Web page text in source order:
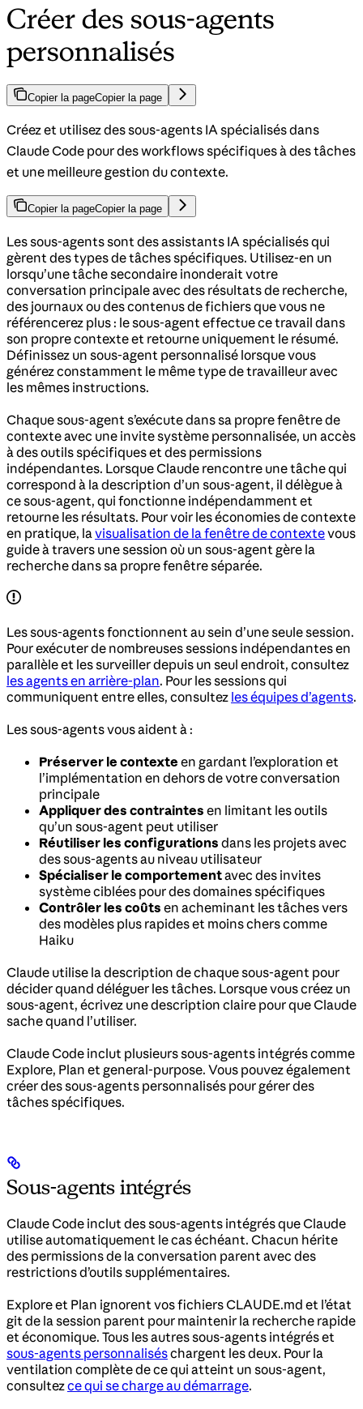
Créer des sous-agents
personnalisés
Copier la pageCopier la page
Créez et utilisez des sous-agents IA spécialisés dans
Claude Code pour des workflows spécifiques à des tâches
et une meilleure gestion du contexte.
Copier la pageCopier la page
Les sous-agents sont des assistants IA spécialisés qui
gèrent des types de tâches spécifiques. Utilisez-en un
lorsqu’une tâche secondaire inonderait votre
conversation principale avec des résultats de recherche,
des journaux ou des contenus de fichiers que vous ne
référencerez plus : le sous-agent effectue ce travail dans
son propre contexte et retourne uniquement le résumé.
Définissez un sous-agent personnalisé lorsque vous
générez constamment le même type de travailleur avec
les mêmes instructions.
Chaque sous-agent s’exécute dans sa propre fenêtre de
contexte avec une invite système personnalisée, un accès
à des outils spécifiques et des permissions
indépendantes. Lorsque Claude rencontre une tâche qui
correspond à la description d’un sous-agent, il délègue à
ce sous-agent, qui fonctionne indépendamment et
retourne les résultats. Pour voir les économies de contexte
en pratique, lavisualisation de la fenêtre de contextevous
guide à travers une session où un sous-agent gère la
recherche dans sa propre fenêtre séparée.
Les sous-agents fonctionnent au sein d’une seule session.
Pour exécuter de nombreuses sessions indépendantes en
parallèle et les surveiller depuis un seul endroit, consultez
les agents en arrière-plan. Pour les sessions qui
communiquent entre elles, consultez les équipes d’agents.
Les sous-agents vous aident à :
Préserver le contexte en gardant l’exploration et
l’implémentation en dehors de votre conversation
principale
Appliquer des contraintes en limitant les outils
qu’un sous-agent peut utiliser
Réutiliser les configurations dans les projets avec
des sous-agents au niveau utilisateur
Spécialiser le comportementavec des invites
système ciblées pour des domaines spécifiques
Contrôler les coûts en acheminant les tâches vers
des modèles plus rapides et moins chers comme
Haiku
Claude utilise la description de chaque sous-agent pour
décider quand déléguer les tâches. Lorsque vous créez un
sous-agent, écrivez une description claire pour que Claude
sache quand l’utiliser.
Claude Code inclut plusieurs sous-agents intégrés comme
Explore, Plan et general-purpose. Vous pouvez également
créer des sous-agents personnalisés pour gérer des
tâches spécifiques.
Sous-agents intégrés
Claude Code inclut des sous-agents intégrés que Claude
utilise automatiquement le cas échéant. Chacun hérite
des permissions de la conversation parent avec des
restrictions d’outils supplémentaires.
Explore et Plan ignorent vos fichiers CLAUDE.md et l’état
git de la session parent pour maintenir la recherche rapide
et économique. Tous les autres sous-agents intégrés et
sous-agents personnaliséschargent les deux. Pour la
ventilation complète de ce qui atteint un sous-agent,
consultezce qui se charge au démarrage.